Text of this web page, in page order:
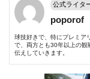
公式ライタ
poporof
球技好きで、特にプレミア
で、両方とも30年以上の観
伝えしていきます。